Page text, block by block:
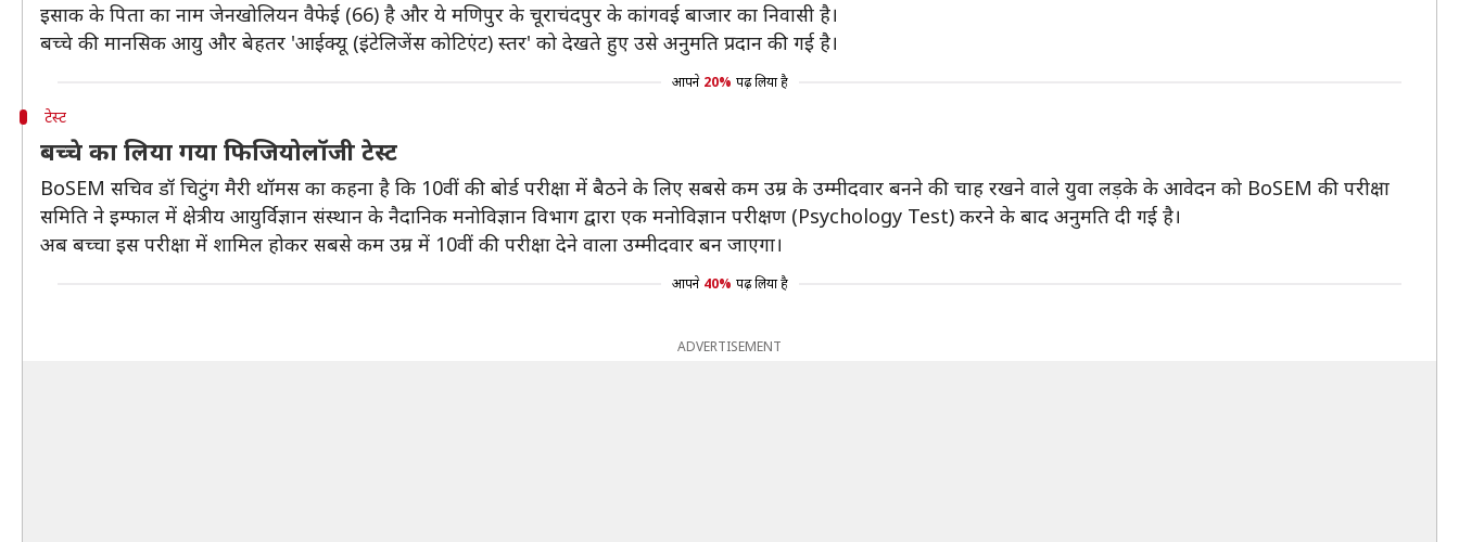
इसाक के पिता का नाम जेनखोलियन वैफेई (66) है और ये मणिपुर के चूराचंदपुर के कांगवई बाजार का निवासी है।
बच्चे की मानसिक आयु और बेहतर 'आईक्यू (इंटेलिजेंस कोटिएंट) स्तर' को देखते हुए उसे अनुमति प्रदान की गई है।
आपने 20% पढ़ लिया है
टेस्ट
बच्चे का लिया गया फिजियोलॉजी टेस्ट
BoSEM सचिव डॉ चिटुंग मैरी थॉमस का कहना है कि 10वीं की बोर्ड परीक्षा में बैठने के लिए सबसे कम उम्र के उम्मीदवार बनने की चाह रखने वाले युवा लड़के के आवेदन को BoSEM की परीक्षा
समिति ने इम्फाल में क्षेत्रीय आयुर्विज्ञान संस्थान के नैदानिक ​​मनोविज्ञान विभाग द्वारा एक मनोविज्ञान परीक्षण (Psychology Test) करने के बाद अनुमति दी गई है।
अब बच्चा इस परीक्षा में शामिल होकर सबसे कम उम्र में 10वीं की परीक्षा देने वाला उम्मीदवार बन जाएगा।
आपने 40% पढ़ लिया है
ADVERTISEMENT